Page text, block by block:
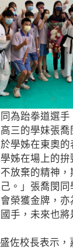
為跆拳道選
三的學妹張
學姊在東奧的
姊在場上的
放棄的精神
。」張喬閔同
榮獲金牌，亦
手，未來也將
佐校長表示，